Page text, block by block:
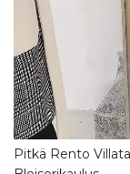
Pitkä Rento